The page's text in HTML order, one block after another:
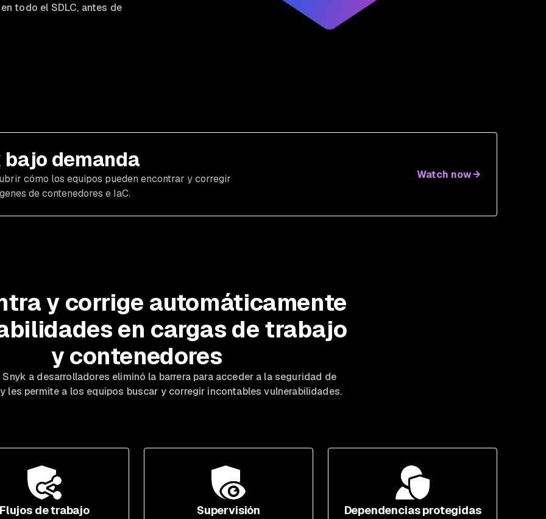
todo el SDLC, antes de
demanda
cómo los equipos pueden encontrar y corregir
de contenedores e IaC.
Watch now
y corrige automáticamente
en cargas de trabajo
y contenedores
a desarrolladores eliminó la barrera para acceder a la seguridad de
les permite a los equipos buscar y corregir incontables vulnerabilidades.
Flujos de trabajo
Supervisión
Dependencias protegidas